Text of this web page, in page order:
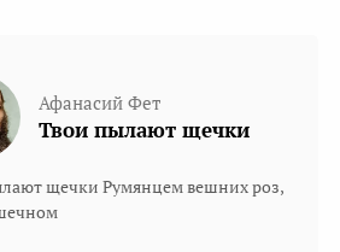
Афанасий Фет
Твои пылают щечки
щечки Румянцем вешних роз,